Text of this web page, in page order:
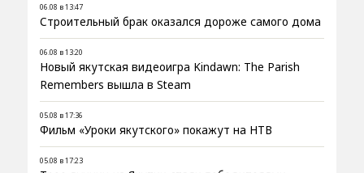
06.08 в 13:47
Строительный брак оказался дороже самого дома
06.08 в 13:20
Новый якутская видеоигра Kindawn: The Parish
Remembers вышла в Steam
05.08 в 17:36
Фильм «Уроки якутского» покажут на НТВ
05.08 в 17:23